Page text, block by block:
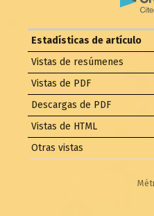
Estadísticas de artículo
Vistas de resúmenes
Vistas de PDF
Descargas de PDF
Vistas de HTML
Otras vistas